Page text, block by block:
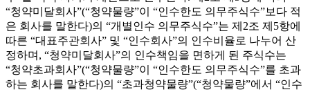
“청약미달회사”(“청약물량”이 “인수한도 의무주식수”보다 적
은 회사를 말한다)의 “개별인수 의무주식수”는 제 2조 제 5항에
따른 “대표주관회사” 및 “인수회사”의 인수비율로 나누어 산
정하며 , “청약미달회사”의 인수책임을 면하게 된 주식수는
“청약초과회사”(“청약물량”이 “인수한도 의무주식수”를 초과
하는 회사를 말한다)의 “초과청약물량”(“청약물량”에서 “인수